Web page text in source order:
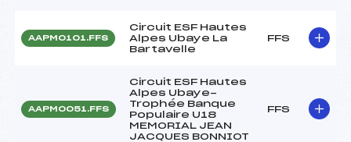
AAPM0101.FFS
Circuit ESF Hautes
Alpes Ubaye La
Bartavelle
FFS
AAPM0051.FFS
Circuit ESF Hautes
Alpes Ubaye-
Trophée Banque
Populaire U18
MEMORIAL JEAN
JACQUES BONNIOT
FFS